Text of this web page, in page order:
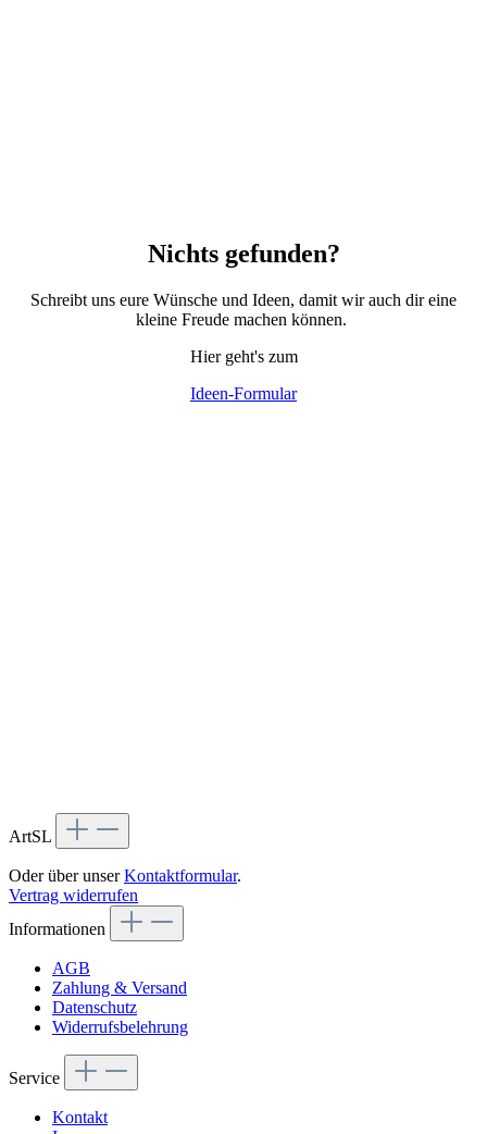
Nichts gefunden?
Schreibt uns eure Wünsche und Ideen, damit wir auch dir eine
kleine Freude machen können.
Hier geht's zum
Ideen-Formular
ArtSL
Oder über unserKontaktformular.
Vertrag widerrufen
Informationen
AGB
Zahlung & Versand
Datenschutz
Widerrufsbelehrung
Service
Kontakt